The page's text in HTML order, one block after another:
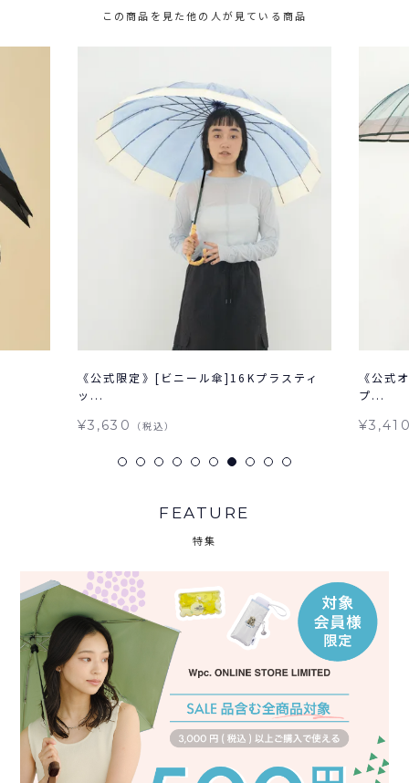
この商品を見た他の人が見ている商品
《公式限定》[ビニール傘]16Kプラスティ
ッ...
¥3,630 （税込）
《公式
プ...
FEATURE
特集